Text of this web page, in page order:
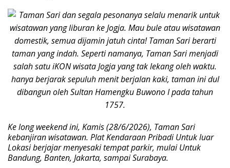
Ke long weekend ini, Kamis (28/6/2026), Taman Sari
kebanjiran wisatawan. Plat Kendaraan Pribadi Untuk luar
Lokasi berjajar menyesaki tempat parkir, mulai Untuk
Bandung, Banten, Jakarta, sampai Surabaya.